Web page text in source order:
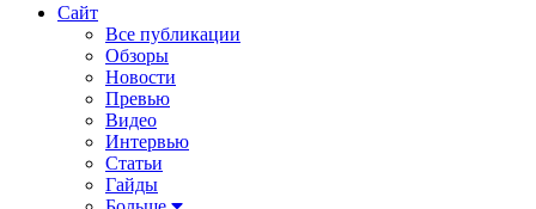
Сайт
Все публикации
Обзоры
Новости
Превью
Видео
Интервью
Статьи
Гайды